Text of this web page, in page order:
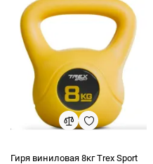
Гиря виниловая 8кг Trex Sport